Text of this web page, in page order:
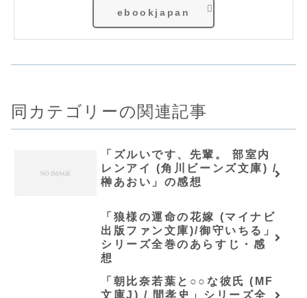
ebookjapan
同カテゴリーの関連記事
「ズルいです、先輩。 部室内
レンアイ (角川ビーンズ文庫) /
榊あおい」の感想
「狼様の運命の花嫁 (マイナビ
出版ファン文庫)/御守いちる」
シリーズ全巻のあらすじ・感
想
「朝比奈若葉と○○な彼氏 (MF
文庫J) / 間孝史」シリーズ全